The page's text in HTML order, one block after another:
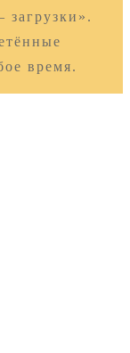
время.